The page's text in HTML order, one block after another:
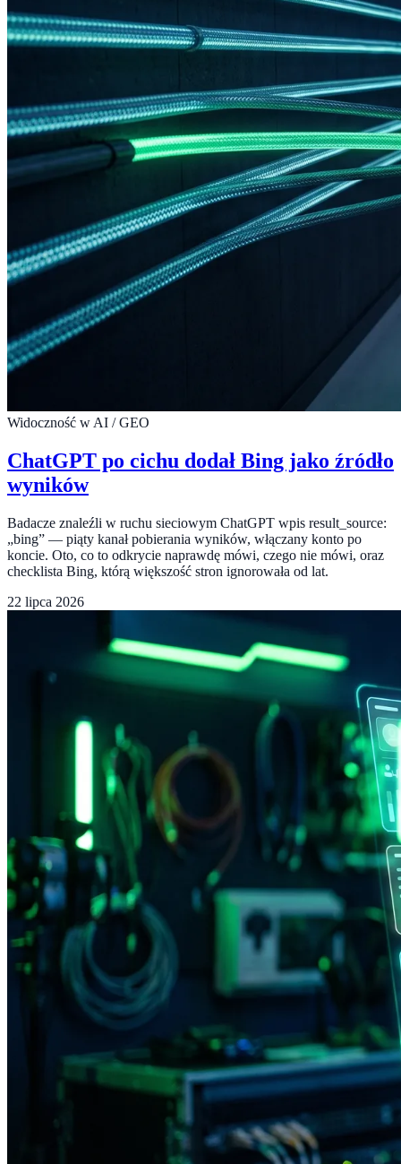
Widoczność w AI / GEO
ChatGPT po cichu dodał Bing jako źródło
wyników
Badacze znaleźli w ruchu sieciowym ChatGPT wpis result_source:
„bing” — piąty kanał pobierania wyników, włączany konto po
koncie. Oto, co to odkrycie naprawdę mówi, czego nie mówi, oraz
checklista Bing, którą większość stron ignorowała od lat.
22 lipca 2026